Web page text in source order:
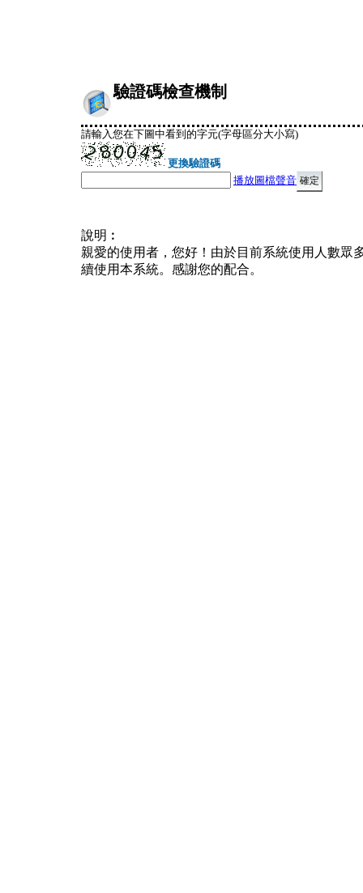
驗證碼檢查機制
請輸入您在下圖中看到的字元(字母區分大小寫)
更換驗證碼
播放圖檔聲音
說明︰
親愛的使用者，您好！由於目前系統使用人數眾
續使用本系統。感謝您的配合。